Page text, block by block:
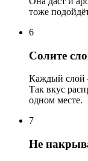
тоже
6
Солите
Каждый слой
Так вкус
одном месте.
7
Не